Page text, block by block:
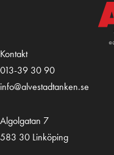
Kontakt
013-39 30 90
info@alvestadtanken.se
Algolgatan 7
583 30 Linköping